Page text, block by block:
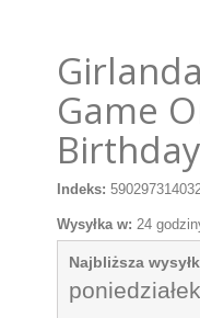
Game
Indeks:
Wysyłka w: 24
Najbliższa